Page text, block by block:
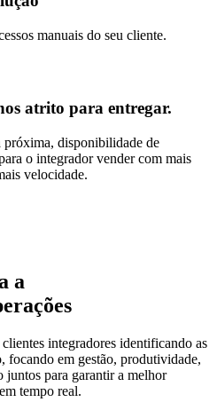
manuais do seu cliente.
atrito para entregar.
próxima, disponibilidade de
o integrador vender com mais
velocidade.
a
integradores identificando as
focando em gestão, produtividade,
juntos para garantir a melhor
tempo real.